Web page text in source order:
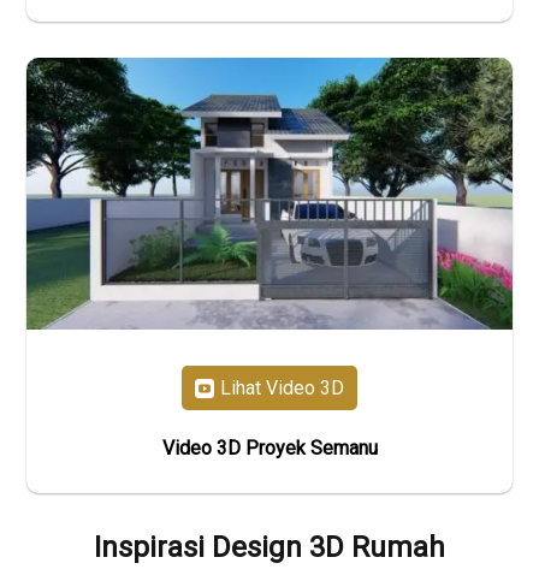
Lihat Video 3D
Video 3D Proyek Semanu
Inspirasi Design 3D Rumah